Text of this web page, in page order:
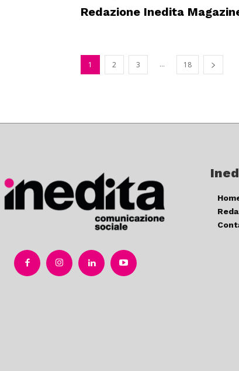
Redazione Inedita
1 2 3 ... 18